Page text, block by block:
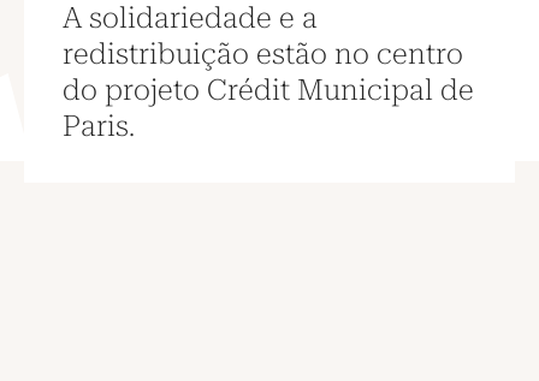
A solidariedade e a
redistribuição estão no centro
do projeto Crédit Municipal de
Paris.